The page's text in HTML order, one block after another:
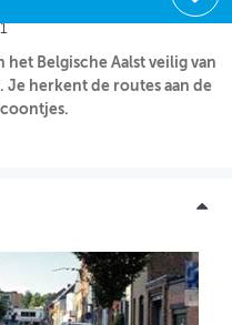
Belgische Aalst veilig van
herkent de routes aan de